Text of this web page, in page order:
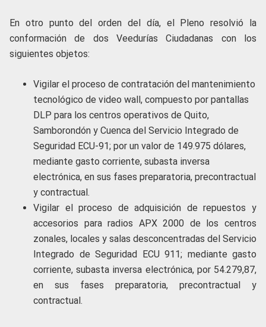
En otro punto del orden del día, el Pleno resolvió la
conformación de dos Veedurías Ciudadanas con los
siguientes objetos:
Vigilar el proceso de contratación del mantenimiento
tecnológico de video wall, compuesto por pantallas
DLP para los centros operativos de Quito,
Samborondón y Cuenca del Servicio Integrado de
Seguridad ECU-91; por un valor de 149.975 dólares,
mediante gasto corriente, subasta inversa
electrónica, en sus fases preparatoria, precontractual
y contractual.
Vigilar el proceso de adquisición de repuestos y
accesorios para radios APX 2000 de los centros
zonales, locales y salas desconcentradas del Servicio
Integrado de Seguridad ECU 911; mediante gasto
corriente, subasta inversa electrónica, por 54.279,87,
en sus fases preparatoria, precontractual y
contractual.